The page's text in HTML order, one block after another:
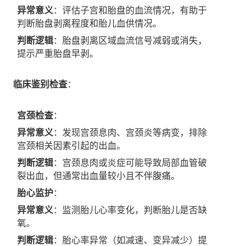
异常意义：评估子宫和胎盘的血流情况，有助于
判断胎盘剥离程度和胎儿血供情况。
判断逻辑：胎盘剥离区域血流信号减弱或消失，
提示严重胎盘早剥。
临床鉴别检查：
宫颈检查：
异常意义：发现宫颈息肉、宫颈炎等病变，排除
宫颈相关因素引起的出血。
判断逻辑：宫颈息肉或炎症可能导致局部血管破
裂出血，但通常出血量较小且不伴腹痛。
胎心监护：
异常意义：监测胎儿心率变化，判断胎儿是否缺
氧。
判断逻辑：胎心率异常（如减速、变异减少）提